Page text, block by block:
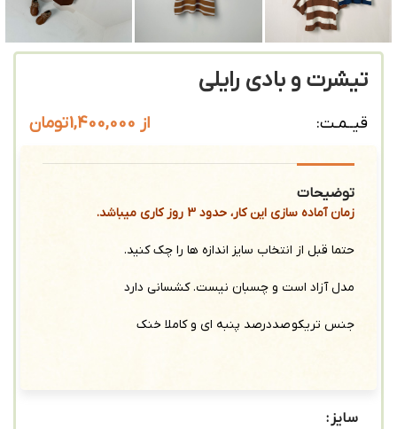
تیشرت و بادی رایلی
قیــمـت: از 1,400,000تومان
توضیحات
زمان آماده سازی این کار، حدود 3 روز کاری میباشد.
حتما قبل از انتخاب سایز اندازه ها را چک کنید.
مدل آزاد است و چسبان نیست. کشسانی دارد
جنس تریکو صددرصد پنبه ای و کاملا خنک
سایز